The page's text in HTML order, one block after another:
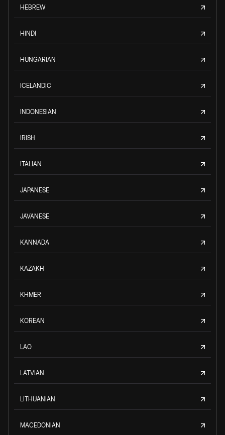
HEBREW
HINDI
HUNGARIAN
ICELANDIC
INDONESIAN
IRISH
ITALIAN
JAPANESE
JAVANESE
KANNADA
KAZAKH
KHMER
KOREAN
LAO
LATVIAN
LITHUANIAN
MACEDONIAN